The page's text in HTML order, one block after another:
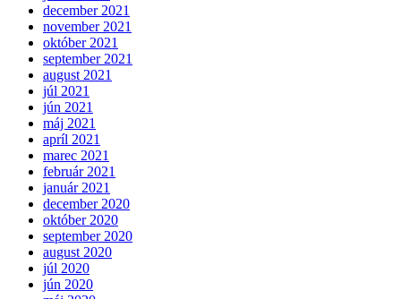
december 2021
november 2021
október 2021
september 2021
august 2021
júl 2021
jún 2021
máj 2021
apríl 2021
marec 2021
február 2021
január 2021
december 2020
október 2020
september 2020
august 2020
júl 2020
jún 2020